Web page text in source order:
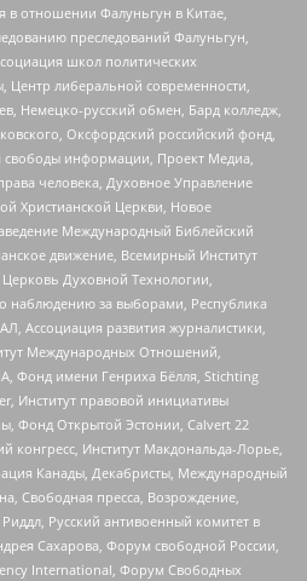
в отношении Фалуньгун в Китае,
преследований Фалуньгун,
школ политических
Центр либеральной современности,
Немецко-русский обмен, Бард колледж,
Оксфордский российский фонд,
информации, Проект Медиа,
человека, Духовное Управление
Христианской Церкви, Новое
Международный Библейский
движение, Всемирный Институт
Духовной Технологии,
наблюдению за выборами, Республика
развития журналистики,
Международных Отношений,
имени Генриха Бёлля, Stichting
Институт правовой инициативы
Фонд Открытой Эстонии, Calvert 22
конгресс, Институт Макдональда-Лорье,
Канады, Декабристы, Международный
Свободная пресса, Возрождение,
Русский антивоенный комитет в
Сахарова, Форум свободной России,
International, Форум Свободных